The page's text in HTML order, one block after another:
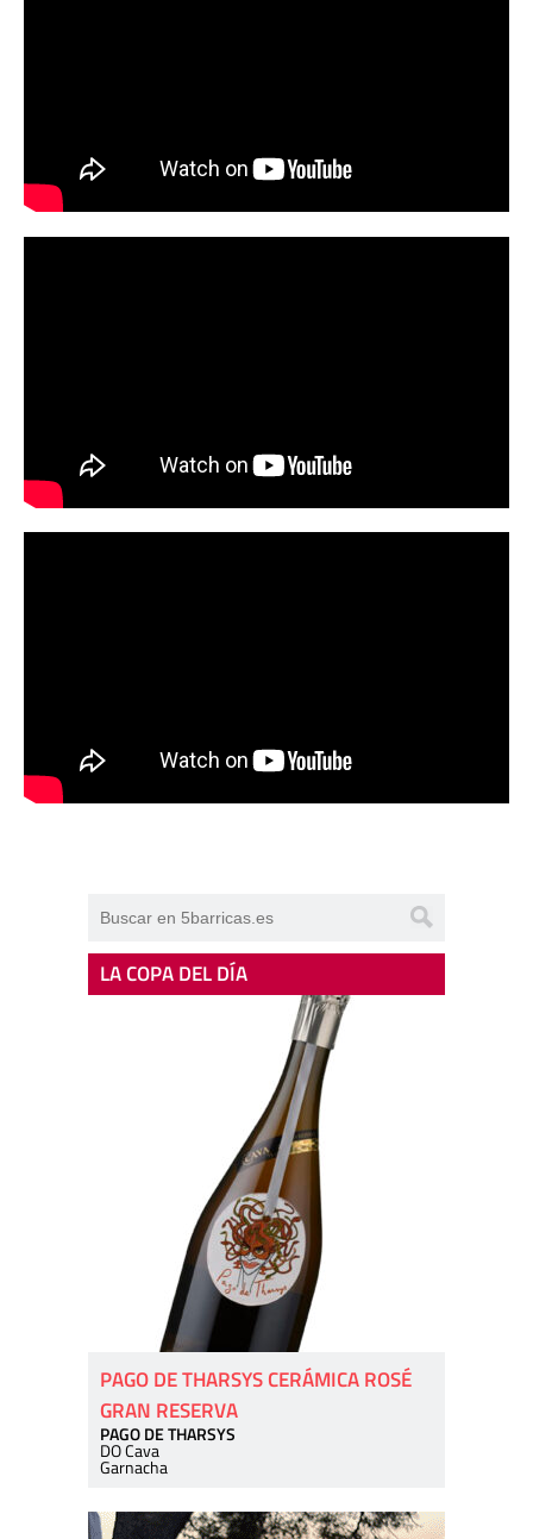
LA COPA DEL DÍA
PAGO DE THARSYS CERÁMICA ROSÉ
GRAN RESERVA
PAGO DE THARSYS
DO Cava
Garnacha